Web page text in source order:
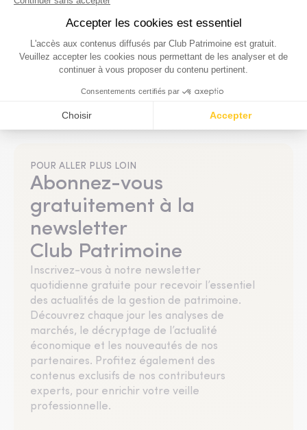
Produits Structurés
POUR ALLER PLUS LOIN
Abonnez-vous
gratuitement à la
newsletter
Club Patrimoine
Inscrivez-vous à notre newsletter
quotidienne gratuite pour recevoir l’essentiel
des actualités de la gestion de patrimoine.
Découvrez chaque jour les analyses de
marchés, le décryptage de l’actualité
économique et les nouveautés de nos
partenaires. Profitez également des
contenus exclusifs de nos contributeurs
experts, pour enrichir votre veille
professionnelle.